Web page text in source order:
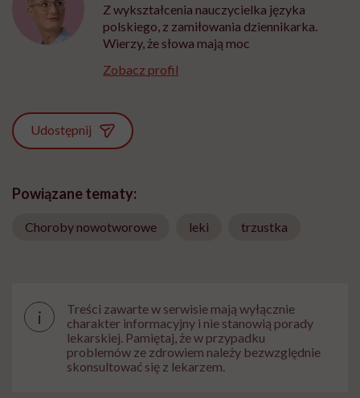
Z wykształcenia nauczycielka języka
polskiego, z zamiłowania dziennikarka.
Wierzy, że słowa mają moc
Zobacz profil
Udostępnij
Powiązane tematy:
Choroby nowotworowe leki trzustka
i
Treści zawarte w serwisie mają wyłącznie
charakter informacyjny i nie stanowią porady
lekarskiej. Pamiętaj, że w przypadku
problemów ze zdrowiem należy bezwzględnie
skonsultować się z lekarzem.